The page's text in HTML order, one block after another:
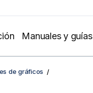
Manuales y guías
de gráficos